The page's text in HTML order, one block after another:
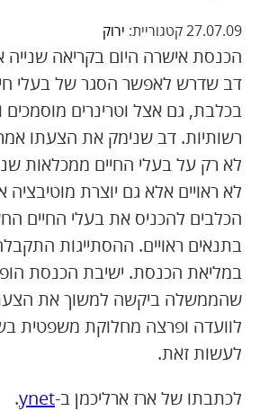
27.07.09 קטגוריית: ירוק
הכנסת אישרה היום בקריאה שנייה
דב שדרש לאפשר הסגר של בעלי
בכלבת, גם אצל וטרינרים
רשותיות. דב שנימק את הצעתו
לא רק על בעלי החיים ממכלאות
לא ראויים אלא גם יוצרת מוטיבציה
הכלבים להכניס את בעלי החיים
בתנאים ראויים. ההסתייגות
במליאת הכנסת. ישיבת הכנסת
שהממשלה ביקשה למשוך את
לוועדה ופרצה מחלוקת משפטית
לעשות זאת.
לכתבתו של ארז ארליכמן ב-ynet
.